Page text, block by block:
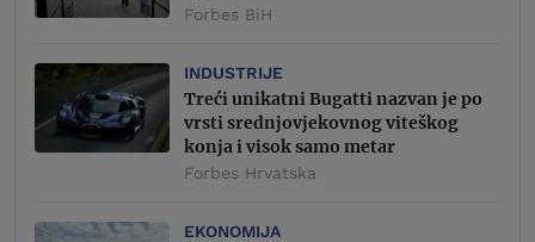
Forbes BiH
INDUSTRIJE
Treći unikatni Bugatti nazvan je po
vrsti srednjovjekovnog viteškog
konja i visok samo metar
Forbes Hrvatska
EKONOMIJA